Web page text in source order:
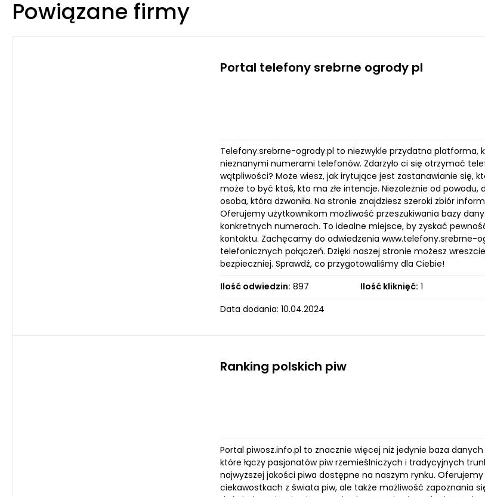
Powiązane firmy
Portal telefony srebrne ogrody pl
Telefony.srebrne-ogrody.pl to niezwykle przydatna
nieznanymi numerami telefonów. Zdarzyło ci się otrzymać
wątpliwości? Może wiesz, jak irytujące jest zastanawianie się,
może to być ktoś, kto ma złe intencje. Niezależnie od
osoba, która dzwoniła. Na stronie znajdziesz szeroki zbiór
Oferujemy użytkownikom możliwość przeszukiwania bazy
konkretnych numerach. To idealne miejsce, by zyskać
kontaktu. Zachęcamy do odwiedzenia www.telefony.srebrne-
telefonicznych połączeń. Dzięki naszej stronie możesz
bezpieczniej. Sprawdź, co przygotowaliśmy dla Ciebie!
Ilość odwiedzin: 897 Ilość kliknięć: 1
Data dodania: 10.04.2024
Ranking polskich piw
Portal piwosz.info.pl to znacznie więcej niż jedynie baza
które łączy pasjonatów piw rzemieślniczych i tradycyjnych
najwyższej jakości piwa dostępne na naszym rynku.
ciekawostkach z świata piw, ale także możliwość zapoznania